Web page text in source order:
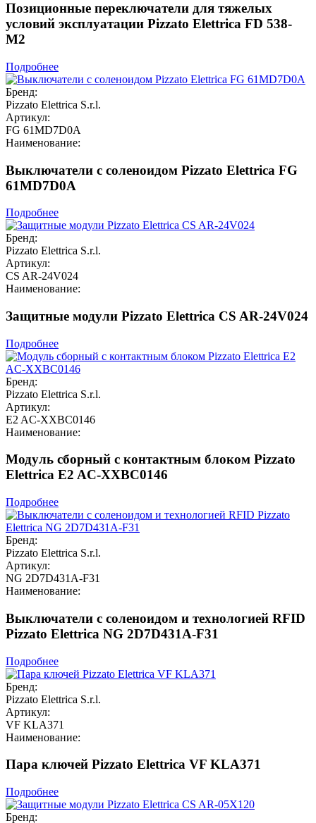
Позиционные переключатели для тяжелых
условий эксплуатации Pizzato Elettrica FD 538-
M2
Подробнее
Бренд:
Pizzato Elettrica S.r.l.
Артикул:
FG 61MD7D0A
Наименование:
Выключатели с соленоидом Pizzato Elettrica FG
61MD7D0A
Подробнее
Бренд:
Pizzato Elettrica S.r.l.
Артикул:
CS AR-24V024
Наименование:
Защитные модули Pizzato Elettrica CS AR-24V024
Подробнее
Бренд:
Pizzato Elettrica S.r.l.
Артикул:
E2 AC-XXBC0146
Наименование:
Модуль сборный с контактным блоком Pizzato
Elettrica E2 AC-XXBC0146
Подробнее
Бренд:
Pizzato Elettrica S.r.l.
Артикул:
NG 2D7D431A-F31
Наименование:
Выключатели с соленоидом и технологией RFID
Pizzato Elettrica NG 2D7D431A-F31
Подробнее
Бренд:
Pizzato Elettrica S.r.l.
Артикул:
VF KLA371
Наименование:
Пара ключей Pizzato Elettrica VF KLA371
Подробнее
Бренд: